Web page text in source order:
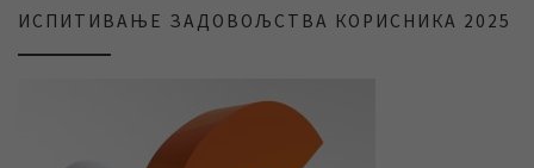
ИСПИТИВАЊЕ ЗАДОВОЉСТВА КОРИСНИКА 2025